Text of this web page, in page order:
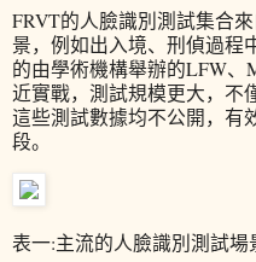
FRVT的人臉識別測試集合
景，例如出入境、刑偵過程
的由學術機構舉辦的LFW、
近實戰，測試規模更大，不
這些測試數據均不公開，有
段。
表一:主流的人臉識別測試